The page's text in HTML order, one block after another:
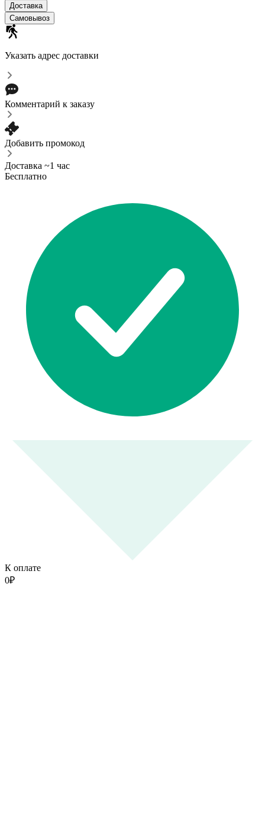
Доставка
Cамовывоз
Указать адрес доставки
Комментарий к заказу
Добавить промокод
Доставка ~1 час
Бесплатно
К оплате
0₽